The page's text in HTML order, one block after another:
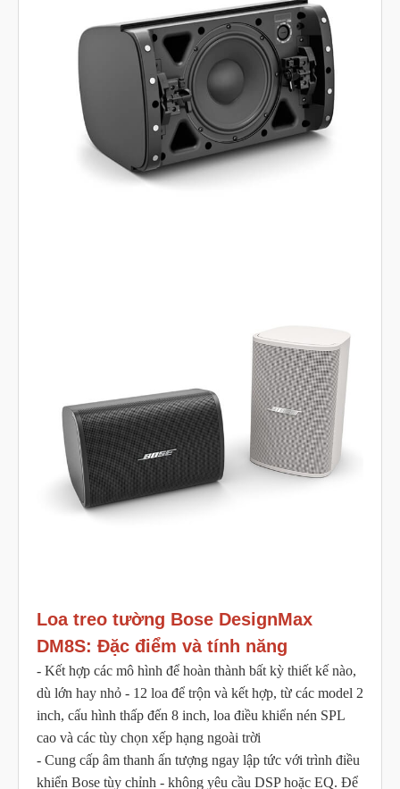
Loa treo tường Bose DesignMax
DM8S: Đặc điểm và tính năng
- Kết hợp các mô hình để hoàn thành bất kỳ thiết kế nào,
dù lớn hay nhỏ - 12 loa để trộn và kết hợp, từ các model 2
inch, cấu hình thấp đến 8 inch, loa điều khiển nén SPL
cao và các tùy chọn xếp hạng ngoài trời
- Cung cấp âm thanh ấn tượng ngay lập tức với trình điều
khiển Bose tùy chỉnh - không yêu cầu DSP hoặc EQ. Để